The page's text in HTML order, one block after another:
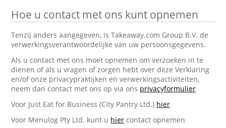
Hoe u contact met ons kunt opnemen
Tenzij anders aangegeven, is Takeaway.com Group B.V. de
verwerkingsverantwoordelijke van uw persoonsgegevens.
Als u contact met ons moet opnemen om verzoeken in te
dienen of als u vragen of zorgen hebt over deze Verklaring
en/of onze privacypraktijken en verwerkingsactiviteiten,
neem dan contact met ons op via ons privacyformulier
Voor Just Eat for Business (City Pantry Ltd.) hier
Voor Menulog Pty Ltd. kunt u hier contact opnemen